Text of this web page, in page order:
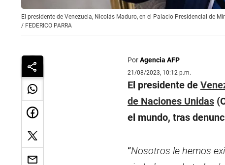
El presidente de Venezuela, Nicolás Maduro, en el Palacio Presidencial de
/ FEDERICO PARRA
PorAgencia AFP
21/08/2023, 10:12 p.m.
El presidente de
de Naciones Unidas
el mundo, tras
“Nosotros le hemos